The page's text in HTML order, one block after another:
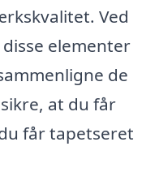
Ved
elementer
de
at du får
får tapetseret